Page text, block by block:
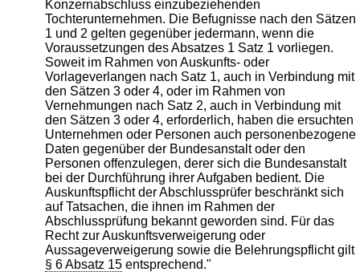
Konzernabschluss einzubeziehenden
Tochterunternehmen. Die Befugnisse nach den Sätzen
1 und 2 gelten gegenüber jedermann, wenn die
Voraussetzungen des Absatzes 1 Satz 1 vorliegen.
Soweit im Rahmen von Auskunfts- oder
Vorlageverlangen nach Satz 1, auch in Verbindung mit
den Sätzen 3 oder 4, oder im Rahmen von
Vernehmungen nach Satz 2, auch in Verbindung mit
den Sätzen 3 oder 4, erforderlich, haben die ersuchten
Unternehmen oder Personen auch personenbezogene
Daten gegenüber der Bundesanstalt oder den
Personen offenzulegen, derer sich die Bundesanstalt
bei der Durchführung ihrer Aufgaben bedient. Die
Auskunftspflicht der Abschlussprüfer beschränkt sich
auf Tatsachen, die ihnen im Rahmen der
Abschlussprüfung bekannt geworden sind. Für das
Recht zur Auskunftsverweigerung oder
Aussageverweigerung sowie die Belehrungspflicht gilt
§ 6 Absatz 15entsprechend."